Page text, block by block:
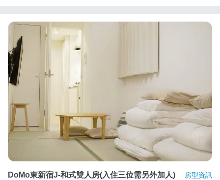
DoMo東新宿J-和式雙人房(入住三位需另外加人) 房型資訊